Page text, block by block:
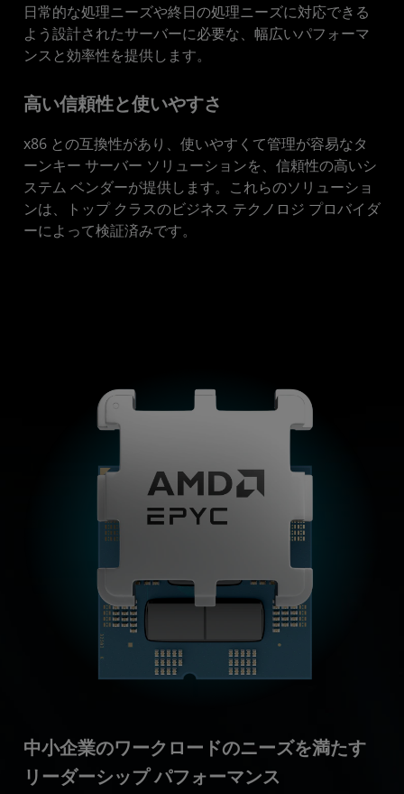
日常的な処理ニーズや終日の処理ニーズに対応できる
よう設計されたサーバーに必要な、幅広いパフォーマ
ンスと効率性を提供します。
高い信頼性と使いやすさ
x86 との互換性があり、使いやすくて管理が容易なタ
ーンキー サーバー ソリューションを、信頼性の高いシ
ステム ベンダーが提供します。これらのソリューショ
ンは、トップ クラスのビジネス テクノロジ プロバイダ
ーによって検証済みです。
中小企業のワークロードのニーズを満たす
リーダーシップ パフォーマンス